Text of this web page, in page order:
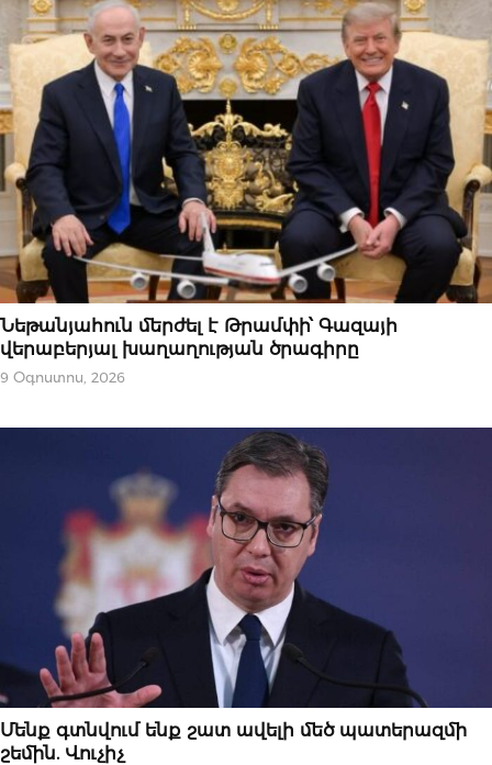
ՄԻՋԱԶԳԱՅԻՆ
Նեթանյահուն մերժել է Թրամփի՝ Գազայի
վերաբերյալ խաղաղության ծրագիրը
9 Օգոստոս, 2026
ՄԻՋԱԶԳԱՅԻՆ
Մենք գտնվում ենք շատ ավելի մեծ պատերազմի
շեմին. Վուչիչ